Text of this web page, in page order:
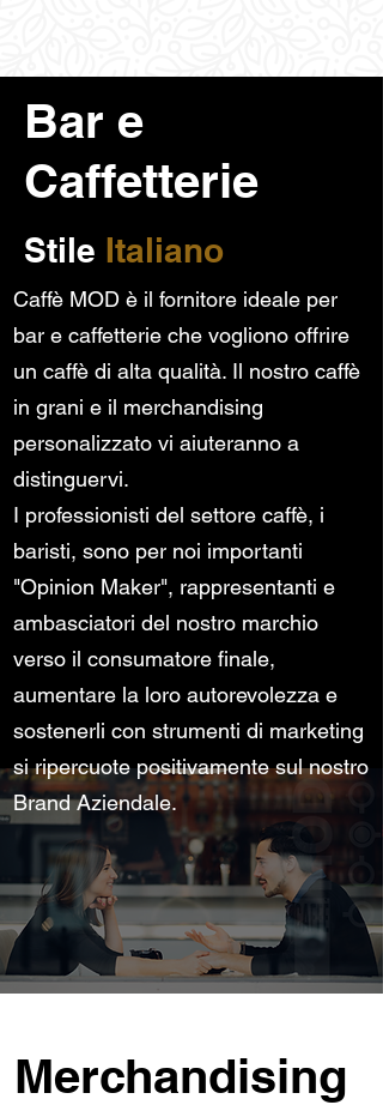
Bar e
Caffetterie
Stile Italiano
Caffè MOD è il fornitore ideale per
bar e caffetterie che vogliono offrire
un caffè di alta qualità. Il nostro caffè
in grani e il merchandising
personalizzato vi aiuteranno a
distinguervi.
I professionisti del settore caffè, i
baristi, sono per noi importanti
"Opinion Maker", rappresentanti e
ambasciatori del nostro marchio
verso il consumatore finale,
aumentare la loro autorevolezza e
sostenerli con strumenti di marketing
si ripercuote positivamente sul nostro
Brand Aziendale.
Merchandising